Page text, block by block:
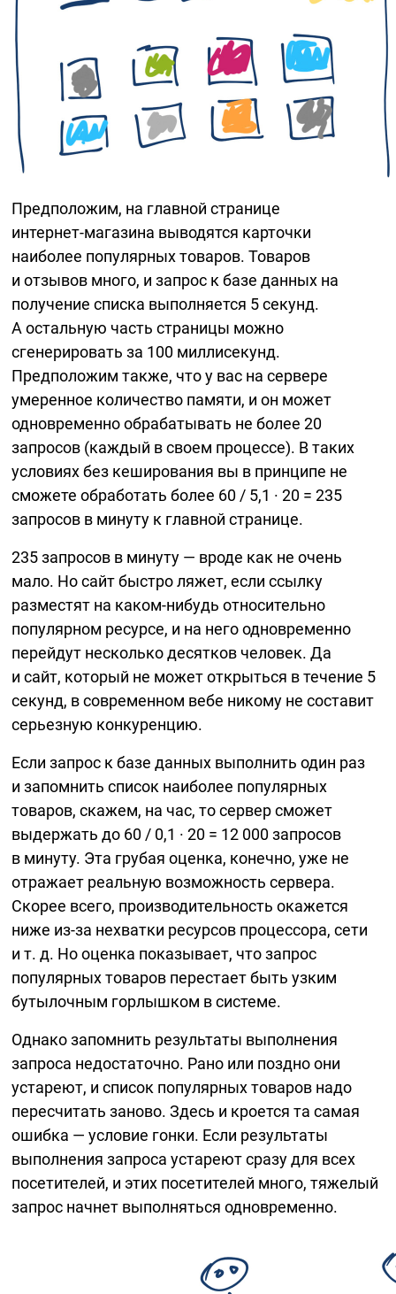
Предположим, на главной странице
интернет-магазина выводятся карточки
наиболее популярных товаров. Товаров
и отзывов много, и запрос к базе данных на
получение списка выполняется 5 секунд.
А остальную часть страницы можно
сгенерировать за 100 миллисекунд.
Предположим также, что у вас на сервере
умеренное количество памяти, и он может
одновременно обрабатывать не более 20
запросов (каждый в своем процессе). В таких
условиях без кеширования вы в принципе не
сможете обработать более 60 / 5,1 · 20 = 235
запросов в минуту к главной странице.
235 запросов в минуту — вроде как не очень
мало. Но сайт быстро ляжет, если ссылку
разместят на каком-нибудь относительно
популярном ресурсе, и на него одновременно
перейдут несколько десятков человек. Да
и сайт, который не может открыться в течение 5
секунд, в современном вебе никому не составит
серьезную конкуренцию.
Если запрос к базе данных выполнить один раз
и запомнить список наиболее популярных
товаров, скажем, на час, то сервер сможет
выдержать до 60 / 0,1 · 20 = 12 000запросов
в минуту. Эта грубая оценка, конечно, уже не
отражает реальную возможность сервера.
Скорее всего, производительность окажется
ниже из-за нехватки ресурсов процессора, сети
и т. д. Но оценка показывает, что запрос
популярных товаров перестает быть узким
бутылочным горлышком в системе.
Однако запомнить результаты выполнения
запроса недостаточно. Рано или поздно они
устареют, и список популярных товаров надо
пересчитать заново. Здесь и кроется та самая
ошибка — условие гонки. Если результаты
выполнения запроса устареют сразу для всех
посетителей, и этих посетителей много, тяжелый
запрос начнет выполняться одновременно.